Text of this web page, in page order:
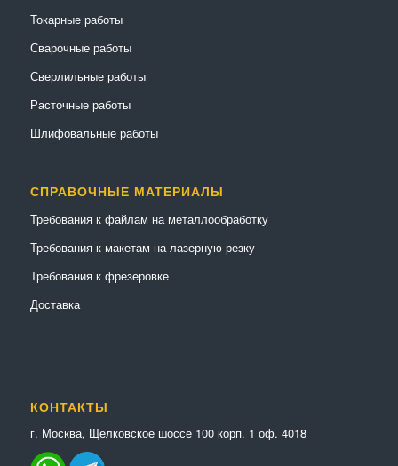
Токарные работы
Сварочные работы
Сверлильные работы
Расточные работы
Шлифовальные работы
СПРАВОЧНЫЕ МАТЕРИАЛЫ
Требования к файлам на металлообработку
Требования к макетам на лазерную резку
Требования к фрезеровке
Доставка
КОНТАКТЫ
г. Москва, Щелковское шоссе 100 корп. 1 оф. 4018